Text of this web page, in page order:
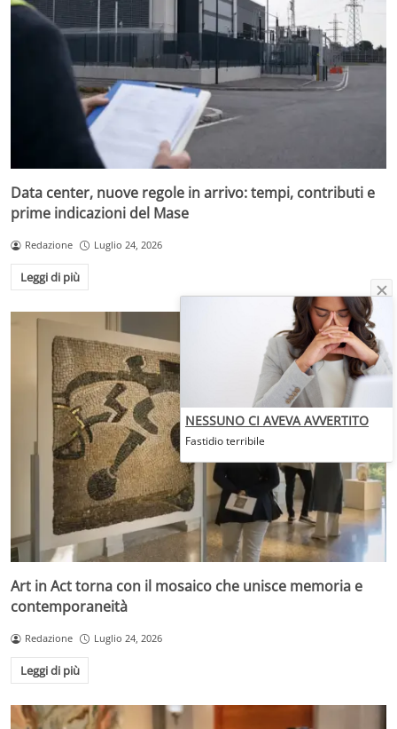
Data center, nuove regole in arrivo: tempi, contributi e
prime indicazioni del Mase
Redazione Luglio 24, 2026
Leggi di più
Art in Act torna con il mosaico che unisce memoria e
contemporaneità
Redazione Luglio 24, 2026
Leggi di più
NESSUNO CI AVEVA AVVERTITO
Fastidio terribile